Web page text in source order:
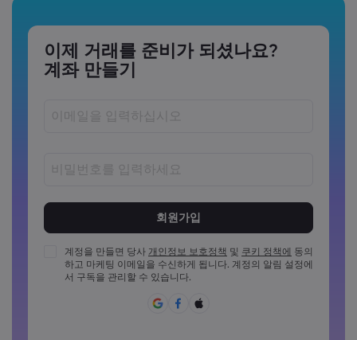
이제 거래를 준비가 되셨나요?
계좌 만들기
비밀번호는 최소 1개의 대문자를 포함해야 합니다
비밀번호는 최소 1개의 소문자를 포함해야 합니다
계정을 만들면 당사 개인정보 보호정책 및 쿠키 정책에 동의
하고 마케팅 이메일을 수신하게 됩니다. 계정의 알림 설정에
서 구독을 관리할 수 있습니다.